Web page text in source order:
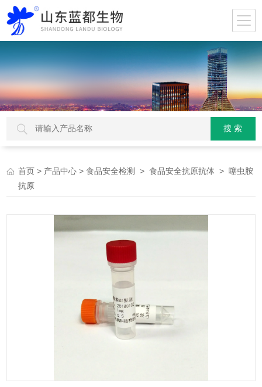
首页 > 产品中心 >食品安全检测 >食品安全抗原抗体 > 噻虫胺
抗原